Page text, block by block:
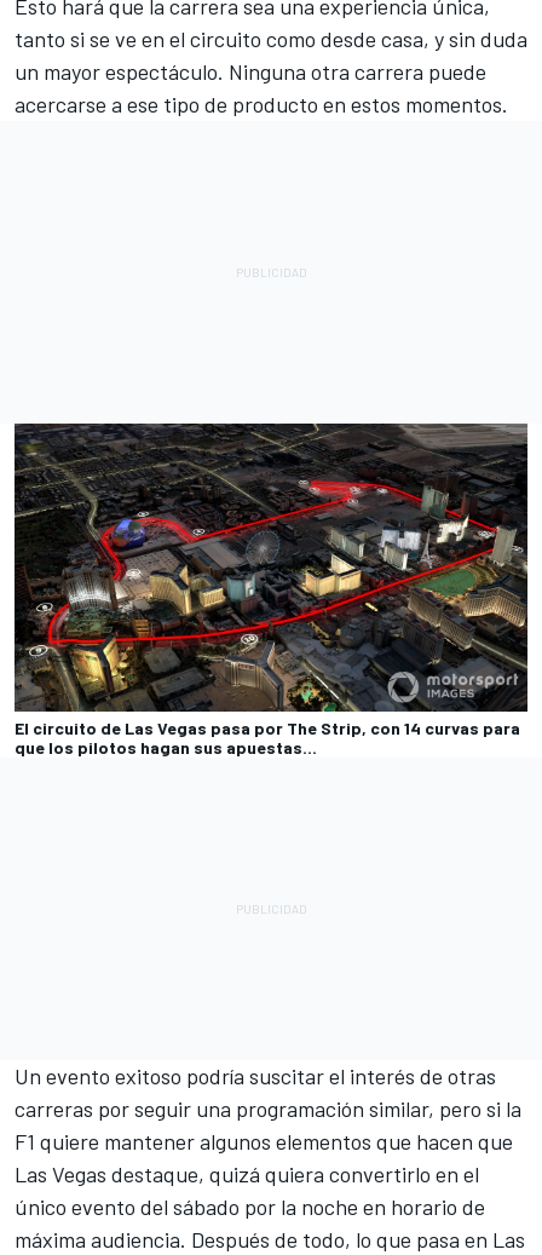
Esto hará que la carrera sea una experiencia única,
tanto si se ve en el circuito como desde casa, y sin duda
un mayor espectáculo. Ninguna otra carrera puede
acercarse a ese tipo de producto en estos momentos.
El circuito de Las Vegas pasa por The Strip, con 14 curvas para
que los pilotos hagan sus apuestas...
Un evento exitoso podría suscitar el interés de otras
carreras por seguir una programación similar, pero si la
F1 quiere mantener algunos elementos que hacen que
Las Vegas destaque, quizá quiera convertirlo en el
único evento del sábado por la noche en horario de
máxima audiencia. Después de todo, lo que pasa en Las